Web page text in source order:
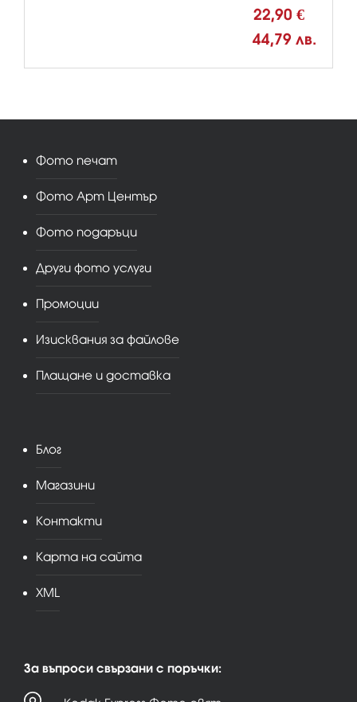
22,90 €
44,79 лв.
Фото печат
Фото Арт Център
Фото подаръци
Други фото услуги
Промоции
Изисквания за файлове
Плащане и доставка
Блог
Магазини
Контакти
Карта на сайта
XML
За въпроси свързани с поръчки: